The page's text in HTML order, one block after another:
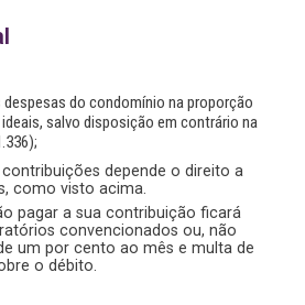
despesas do condomínio na proporção
salvo disposição em contrário na
depende o direito a
como visto acima.
pagar a sua contribuição ficará
convencionados ou, não
um por cento ao mês e multa de
o débito.